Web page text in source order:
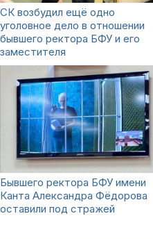
СК возбудил ещё одно
уголовное дело в отношении
бывшего ректора БФУ и его
заместителя
Бывшего ректора БФУ имени
Канта Александра Фёдорова
оставили под стражей